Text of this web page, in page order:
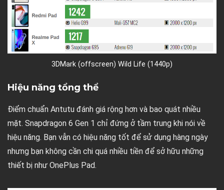
3DMark (offscreen) Wild Life (1440p)
Hiệu năng tổng thể
Điểm chuẩn Antutu đánh giá rộng hơn và bao quát nhiều
mặt. Snapdragon 6 Gen 1 chỉ đứng ở tầm trung khi nói về
hiệu năng. Bạn vẫn có hiệu năng tốt để sử dụng hàng ngày
nhưng bạn không cần chi quá nhiều tiền để sở hữu những
thiết bị như OnePlus Pad.